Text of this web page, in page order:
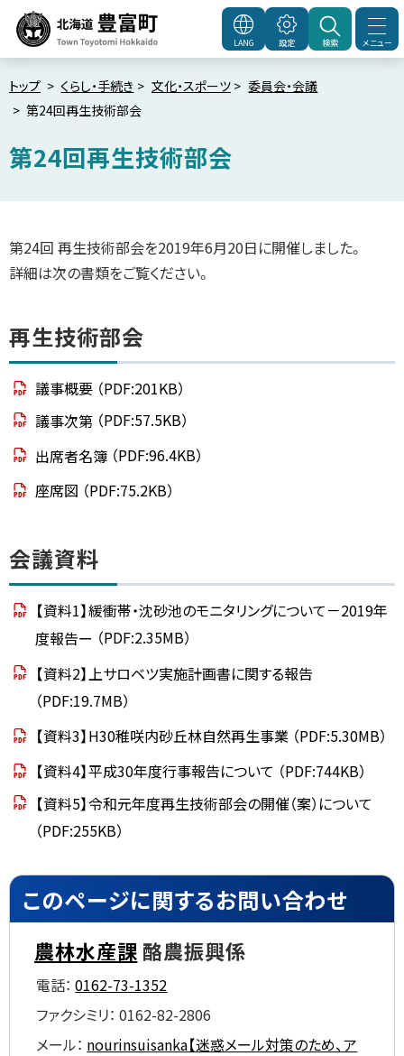
へ
メ
ー
北海道豊富町Town
メニュー
LANG 設定 検索
トップ くらし・手続き 文化・スポーツ
委員会・会議
第24回再生技術部会
第24回再生技術部会
内
目
次
再
術
部
会
会
議
資
の
に
関
る
お
問
わ
せ
第24回 再生技術部会を2019年6月20日に開催しました。
詳細は次の書類をご覧ください。
再生技術部会
議事概要 （PDF:201KB）
議事次第 （PDF:57.5KB）
出席者名簿 （PDF:96.4KB）
座席図 （PDF:75.2KB）
ト
ッ
プ
に
る
会議資料
【資料1】緩衝帯・沈砂池のモニタリングについて－2019年
度報告ー （PDF:2.35MB）
【資料2】上サロベツ実施計画書に関する報告
（PDF:19.7MB）
【資料3】H30稚咲内砂丘林自然再生事業 （PDF:5.30MB）
【資料4】平成30年度行事報告について （PDF:744KB）
【資料5】令和元年度再生技術部会の開催（案）について
（PDF:255KB）
ト このページに関するお問い合わせ
農林水産課 酪農振興係
電話： 0162-73-1352
ファクシミリ： 0162-82-2806
メール： nourinsuisanka【迷惑メール対策のため、ア